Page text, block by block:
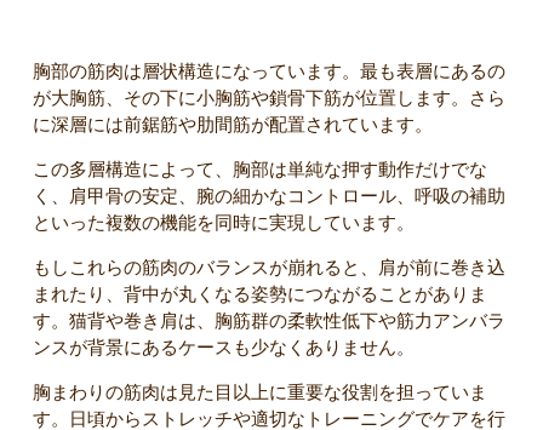
胸部の筋肉は層状構造になっています。最も表層にあるの
が大胸筋、その下に小胸筋や鎖骨下筋が位置します。さら
に深層には前鋸筋や肋間筋が配置されています。
この多層構造によって、胸部は単純な押す動作だけでな
く、肩甲骨の安定、腕の細かなコントロール、呼吸の補助
といった複数の機能を同時に実現しています。
もしこれらの筋肉のバランスが崩れると、肩が前に巻き込
まれたり、背中が丸くなる姿勢につながることがありま
す。猫背や巻き肩は、胸筋群の柔軟性低下や筋力アンバラ
ンスが背景にあるケースも少なくありません。
胸まわりの筋肉は見た目以上に重要な役割を担っていま
す。日頃からストレッチや適切なトレーニングでケアを行